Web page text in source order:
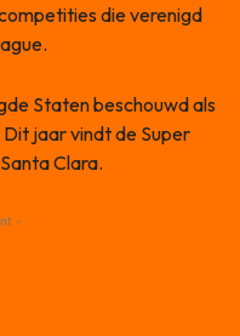
die verenigd
Staten beschouwd als
jaar vindt de Super
Clara.
-